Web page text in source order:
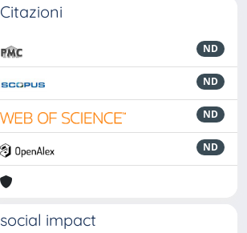
Citazioni
ND
ND
ND
ND
social impact